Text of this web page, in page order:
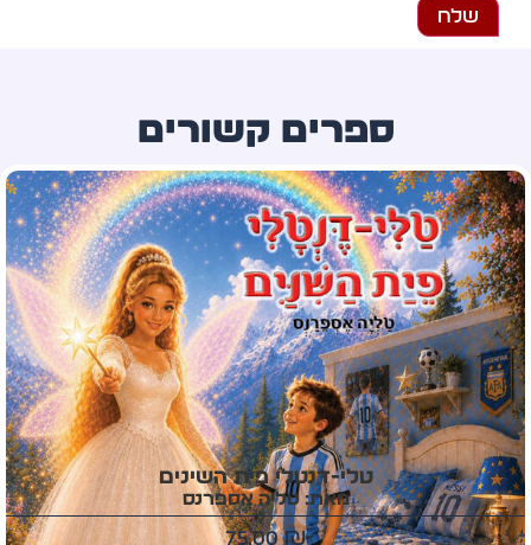
ספרים קשורים
עץ המשאלות מטהרן
מאת: סני פרי
60.00₪